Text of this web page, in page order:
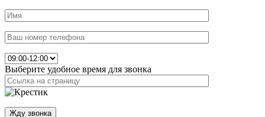
Выберите удобное время для звонка